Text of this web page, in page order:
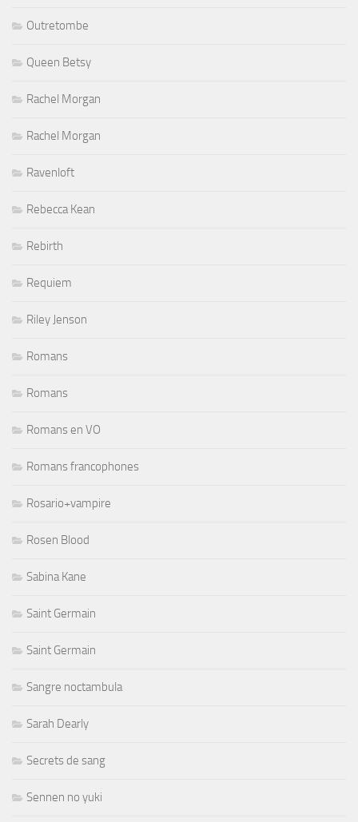
Outretombe
Queen Betsy
Rachel Morgan
Rachel Morgan
Ravenloft
Rebecca Kean
Rebirth
Requiem
Riley Jenson
Romans
Romans
Romans en VO
Romans francophones
Rosario+vampire
Rosen Blood
Sabina Kane
Saint Germain
Saint Germain
Sangre noctambula
Sarah Dearly
Secrets de sang
Sennen no yuki